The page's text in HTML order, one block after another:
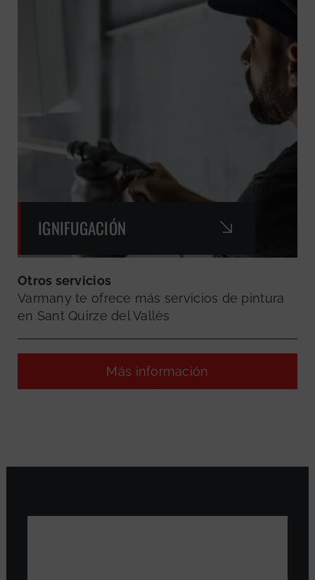
IGNIFUGACIÓN
Otros servicios
Varmany te ofrece más servicios de pintura
en Sant Quirze del Vallès
Más información